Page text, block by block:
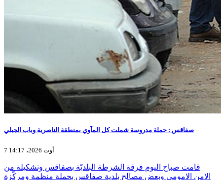
صفاقس : حملة مدروسة شملت كل المآوي بمنطقة الناصرية وباب الجبلي
7 أوت 2026، 14:17
قامت صباح اليوم فرقة الشرطة البلديّة بصفاقس وتشكيلة من
الامن الامومي وبعض مصالح بلدية صفاقس بحملة منظمة ومركّزة